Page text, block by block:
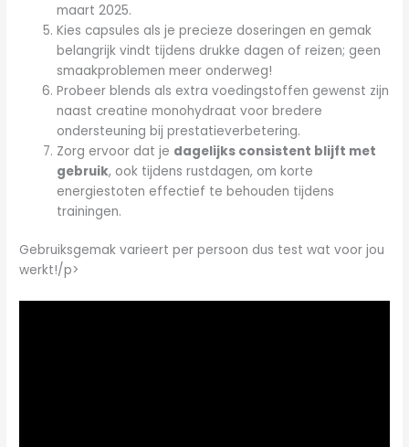
maart 2025.
Kies capsules als je precieze doseringen en gemak
belangrijk vindt tijdens drukke dagen of reizen; geen
smaakproblemen meer onderweg!
Probeer blends als extra voedingstoffen gewenst zijn
naast creatine monohydraat voor bredere
ondersteuning bij prestatieverbetering.
Zorg ervoor dat je dagelijks consistent blijft met
gebruik, ook tijdens rustdagen, om korte
energiestoten effectief te behouden tijdens
trainingen.
Gebruiksgemak varieert per persoon dus test wat voor jou
werkt!/p>